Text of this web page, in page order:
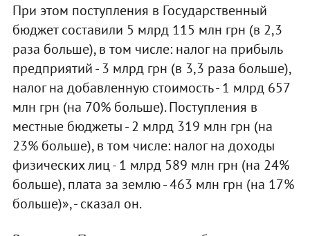
При этом поступления в Государственный
бюджет составили 5 млрд 115 млн грн (в 2,3
раза больше), в том числе: налог на прибыль
предприятий - 3 млрд грн (в 3,3 раза больше),
налог на добавленную стоимость - 1 млрд 657
млн грн (на 70% больше). Поступления в
местные бюджеты - 2 млрд 319 млн грн (на
23% больше), в том числе: налог на доходы
физических лиц - 1 млрд 589 млн грн (на 24%
больше), плата за землю - 463 млн грн (на 17%
больше)», - сказал он.